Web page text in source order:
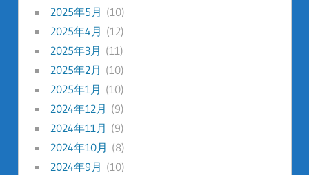
2025年5月 (10)
2025年4月 (12)
2025年3月 (11)
2025年2月 (10)
2025年1月 (10)
2024年12月 (9)
2024年11月 (9)
2024年10月 (8)
2024年9月 (10)